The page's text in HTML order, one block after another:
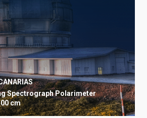
SpectrographPolarimeter
cm